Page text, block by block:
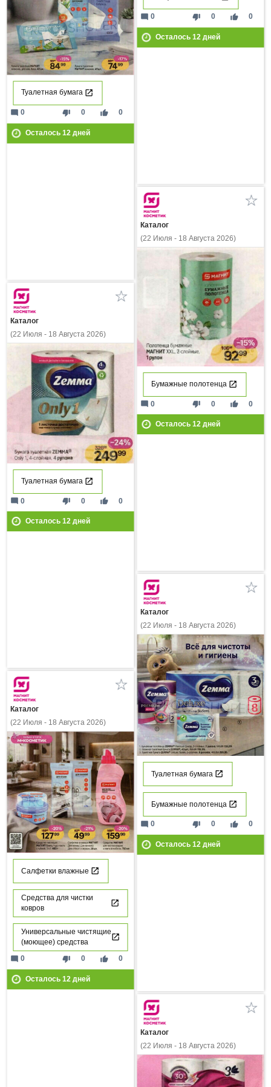
thumb_down 0 thumb_up 0
mode_comment 0
Осталось 12дней
Туалетная бумага
thumb_down 0 thumb_up 0
mode_comment 0
Осталось 12дней
Каталог
(22 Июля - 18 Августа 2026)
Бумажные полотенца
thumb_down 0 thumb_up 0
mode_comment 0
Осталось 12дней
Каталог
(22 Июля - 18 Августа 2026)
Туалетная бумага
thumb_down 0 thumb_up 0
mode_comment 0
Осталось 12дней
Каталог
(22 Июля - 18 Августа 2026)
Туалетная бумага
Бумажные полотенца
thumb_down 0 thumb_up 0
mode_comment 0
Осталось 12дней
Каталог
(22 Июля - 18 Августа 2026)
Салфетки влажные
Средства для чистки
ковров
Универсальные чистящие
(моющее) средства
thumb_down 0 thumb_up 0
mode_comment 0
Осталось 12дней
Каталог
(22 Июля - 18 Августа 2026)